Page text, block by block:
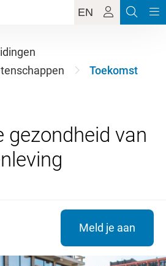
EN
Toekomst
gezondheid van
Meld je aan